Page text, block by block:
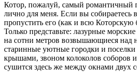
Котор, пожалуй, самый романтичный
лично для меня. Если вы собираетесь
пропустить его (как и всю Которскую
Только представьте: лазурные
на сотни метров возвышающиеся над
старинные уютные городки и
крышами, звоном колоколов соборов
сушится здесь же между окнами двух